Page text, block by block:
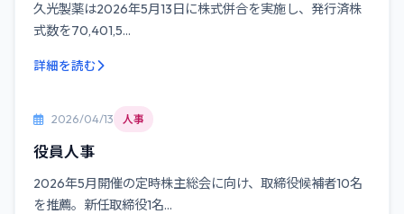
久光製薬は2026年5月13日に株式併合を実施し、発行済株
式数を70,401,5...
詳細を読む
2026/04/13 人事
役員人事
2026年5月開催の定時株主総会に向け、取締役候補者10名
を推薦。新任取締役1名...